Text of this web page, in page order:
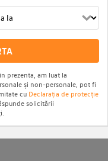
prezenta, am luat la
și non-personale, pot fi
cu Declarația de protecție
solicitării